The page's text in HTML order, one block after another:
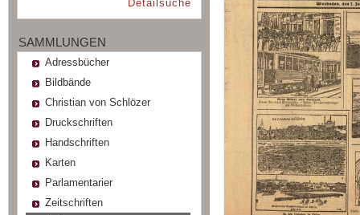
Detailsuche
SAMMLUNGEN
Adressbücher
Bildbände
Christian von Schlözer
Druckschriften
Handschriften
Karten
Parlamentarier
Zeitschriften